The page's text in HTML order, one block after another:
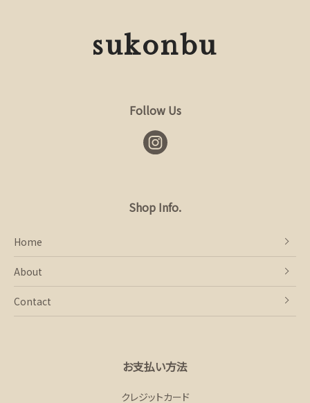
sukonbu
Follow Us
Shop Info.
Home
About
Contact
お支払い方法
クレジットカード